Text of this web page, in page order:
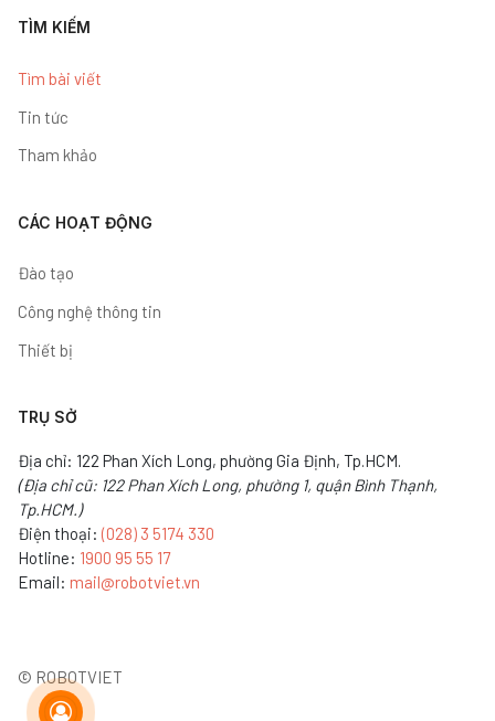
TÌM KIẾM
Tìm bài viết
Tin tức
Tham khảo
CÁC HOẠT ĐỘNG
Đào tạo
Công nghệ thông tin
Thiết bị
TRỤ SỞ
Địa chỉ: 122 Phan Xích Long, phường Gia Định, Tp.HCM.
(Địa chỉ cũ: 122 Phan Xích Long, phường 1, quận Bình Thạnh,
Tp.HCM.)
Điện thoại: (028) 3 5174 330
Hotline: 1900 95 55 17
Email: mail@robotviet.vn
© ROBOTVIET